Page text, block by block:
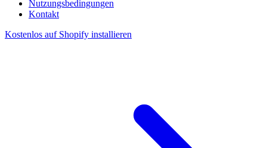
Nutzungsbedingungen
Kontakt
Kostenlos auf Shopify installieren